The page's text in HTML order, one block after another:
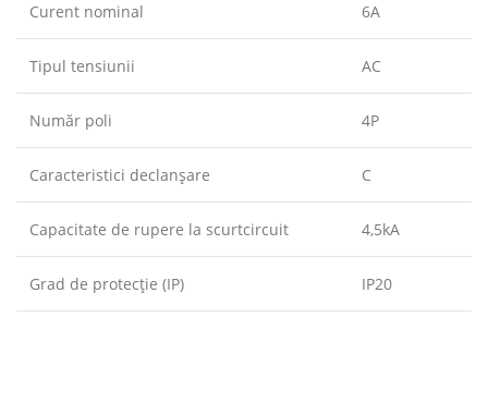
Curent nominal 6A
Tipul tensiunii AC
Număr poli 4P
Caracteristici declanşare C
Capacitate de rupere la scurtcircuit 4,5kA
Grad de protecție (IP) IP20